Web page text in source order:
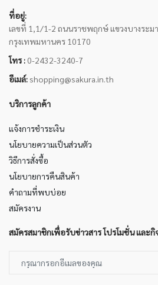
ที่อยู่:
เลขที่ 1,1/1-2 ถนนราชพฤกษ์ แขวงบางระม
กรุงเทพมหานคร 10170
โทร : 0-2432-3240-7
อีเมล์: shopping@sakura.in.th
บริการลูกค้า
แจ้งการชำระเงิน
นโยบายความเป็นส่วนตัว
วิธีการสั่งซื้อ
นโยบายการคืนสินค้า
คำถามที่พบบ่อย
สมัครงาน
สมัครสมาชิกเพื่อรับข่าวสาร โปรโมชั่น และกิ